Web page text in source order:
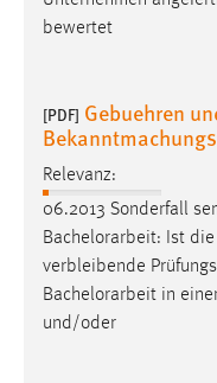
bewertet
[PDF] Gebuehren
Relevanz:
06.2013 Sonderfall
Bachelorarbeit: Ist die
verbleibende
Bachelorarbeit in
und/oder